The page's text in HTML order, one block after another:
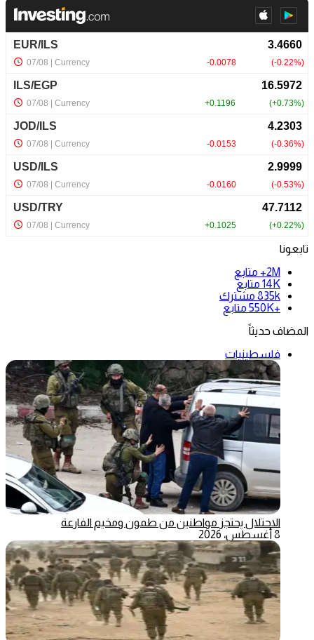
تابعونا
2M+
متابع
14K متابع
835k مشترك
+550K
متابع
المضاف حديثاً
فلسطينيات
الاحتلال يحتجز مواطنين من طمون ومخيم الفارعة
8 أغسطس، 2026